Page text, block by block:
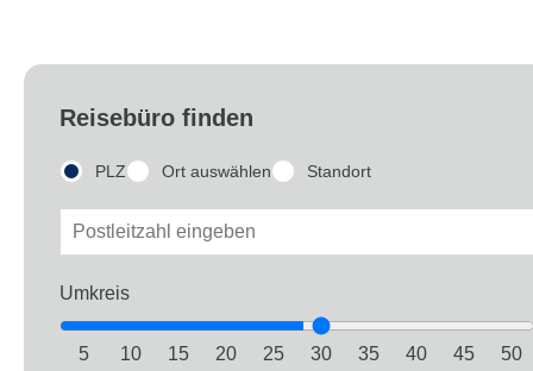
Reisebüro finden
PLZ Ort auswählen Standort
Umkreis
5 10 15 20 25 30 35 40 45 50